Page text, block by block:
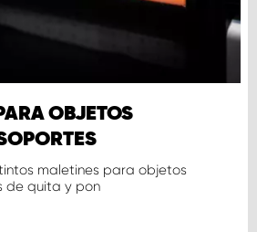
OBJETOS
maletines para objetos
de quita y pon